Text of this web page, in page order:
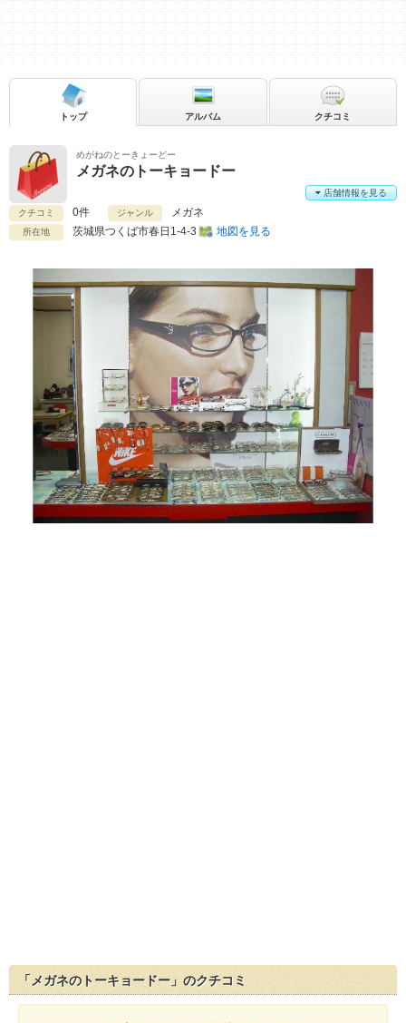
めがねのとーきょーどー
メガネのトーキョードー
クチコミ 0件 ジャンル メガネ
所在地 茨城県つくば市春日1-4-3 地図を見る
店舗情報を見る
トップ アルバム クチコミ
「メガネのトーキョードー」のクチコミ